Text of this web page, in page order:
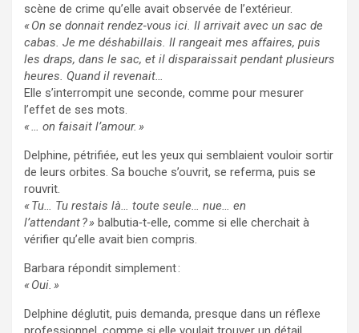
scène de crime qu’elle avait observée de l’extérieur.
« On se donnait rendez‑vous ici. Il arrivait avec un sac de
cabas. Je me déshabillais. Il rangeait mes affaires, puis
les draps, dans le sac, et il disparaissait pendant plusieurs
heures. Quand il revenait…
Elle s’interrompit une seconde, comme pour mesurer
l’effet de ses mots.
« … on faisait l’amour. »
Delphine, pétrifiée, eut les yeux qui semblaient vouloir sortir
de leurs orbites. Sa bouche s’ouvrit, se referma, puis se
rouvrit.
« Tu… Tu restais là… toute seule… nue… en
l’attendant ? » balbutia‑t‑elle, comme si elle cherchait à
vérifier qu’elle avait bien compris.
Barbara répondit simplement :
« Oui. »
Delphine déglutit, puis demanda, presque dans un réflexe